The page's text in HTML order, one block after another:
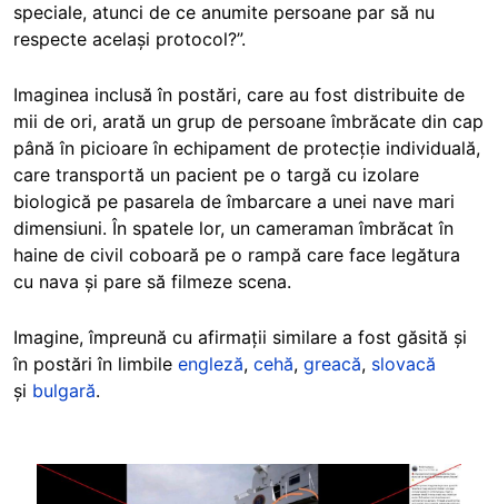
speciale, atunci de ce anumite persoane par să nu
respecte același protocol?”.
Imaginea inclusă în postări, care au fost distribuite de
mii de ori, arată un grup de persoane îmbrăcate din cap
până în picioare în echipament de protecție individuală,
care transportă un pacient pe o targă cu izolare
biologică pe pasarela de îmbarcare a unei nave mari
dimensiuni. În spatele lor, un cameraman îmbrăcat în
haine de civil coboară pe o rampă care face legătura
cu nava și pare să filmeze scena.
Imagine, împreună cu afirmații similare a fost găsită și
în postări în limbile engleză, cehă, greacă, slovacă
și bulgară.
Image